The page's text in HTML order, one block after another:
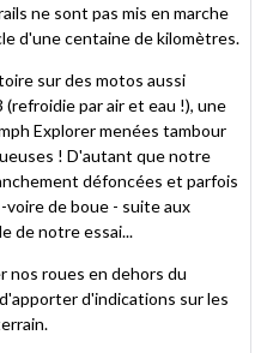
ne sont pas mis en marche
d'une centaine de kilomètres.
sur des motos aussi
par air et eau !), une
Explorer menées tambour
! D'autant que notre
défoncées et parfois
de boue - suite aux
de notre essai...
nos roues en dehors du
d'indications sur les